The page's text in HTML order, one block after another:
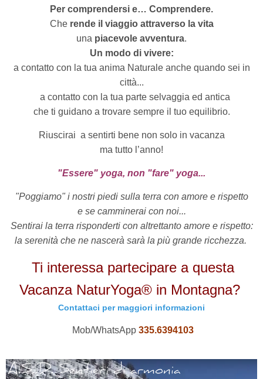
Per comprendersi e… Comprendere.
Che rende il viaggio attraverso la vita
una piacevole avventura.
Un modo di vivere:
a contatto con la tua anima Naturale anche quando sei in
città...
a contatto con la tua parte selvaggia ed antica
che ti guidano a trovare sempre il tuo equilibrio.
Riuscirai a sentirti bene non solo in vacanza
ma tutto l’anno!
"Essere" yoga, non "fare" yoga...
"Poggiamo" i nostri piedi sulla terra con amore e rispetto
e se camminerai con noi...
Sentirai la terra risponderti con altrettanto amore e rispetto:
la serenità che ne nascerà sarà la più grande ricchezza.
Ti interessa partecipare a questa
Vacanza NaturYoga® in Montagna?
Contattaci per maggiori informazioni
Mob/WhatsApp 335.6394103